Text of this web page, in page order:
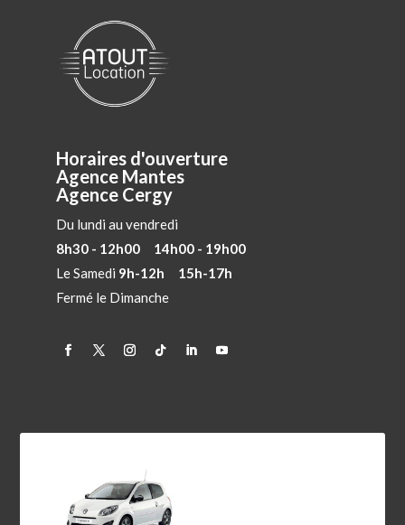
Horaires d'ouverture
Agence Mantes
Agence Cergy
Du lundi au vendredi
8h30 - 12h00 14h00 - 19h00
Le Samedi 9h-12h 15h-17h
Fermé le Dimanche